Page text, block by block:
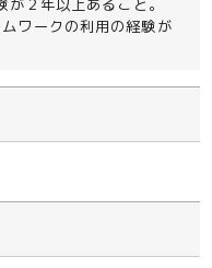
２年以上あること。
ワークの利用の経験が